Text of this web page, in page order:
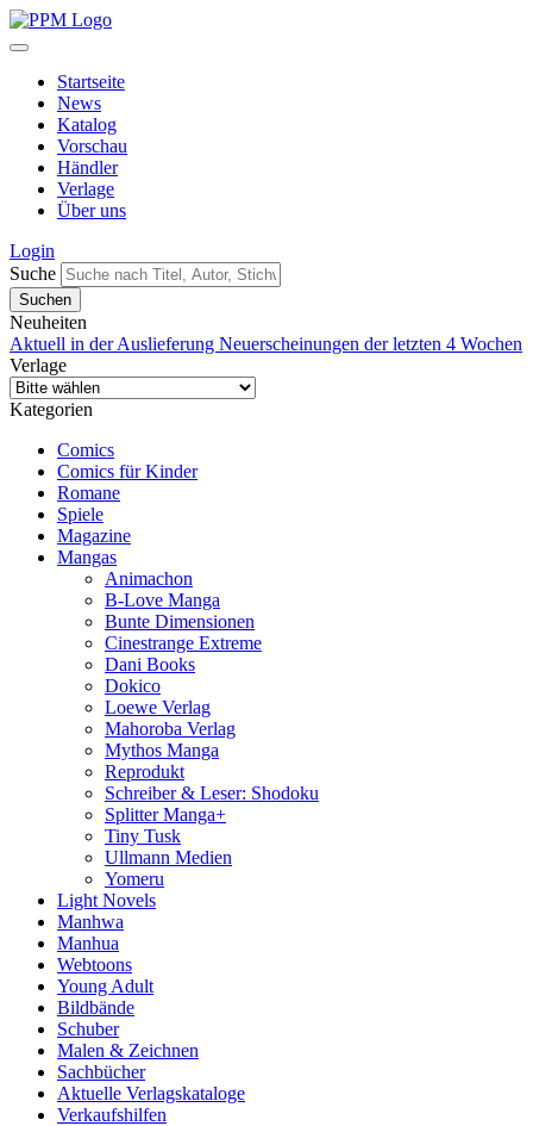
Startseite
News
Katalog
Vorschau
Händler
Verlage
Über uns
Login
Suche
Neuheiten
Aktuell in der Auslieferung Neuerscheinungen der letzten 4 Wochen
Verlage
Kategorien
Comics
Comics für Kinder
Romane
Spiele
Magazine
Mangas
Animachon
B-Love Manga
Bunte Dimensionen
Cinestrange Extreme
Dani Books
Dokico
Loewe Verlag
Mahoroba Verlag
Mythos Manga
Reprodukt
Schreiber & Leser: Shodoku
Splitter Manga+
Tiny Tusk
Ullmann Medien
Yomeru
Light Novels
Manhwa
Manhua
Webtoons
Young Adult
Bildbände
Schuber
Malen & Zeichnen
Sachbücher
Aktuelle Verlagskataloge
Verkaufshilfen